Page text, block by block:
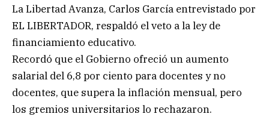
La Libertad Avanza, Carlos García entrevistado por
EL LIBERTADOR, respaldó el veto a la ley de
financiamiento educativo.
Recordó que el Gobierno ofreció un aumento
salarial del 6,8 por ciento para docentes y no
docentes, que supera la inflación mensual, pero
los gremios universitarios lo rechazaron.